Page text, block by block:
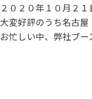
２０２０年１０月２
大変好評のうち名古屋
お忙しい中、弊社ブー